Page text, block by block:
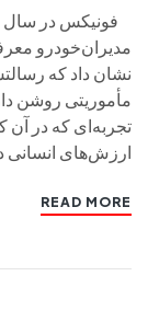
مدیران‌خودرو
نشان داد که
مأموریتی روشن
تجربه‌ای که در آن
ارزش‌های انسانی
READ MORE